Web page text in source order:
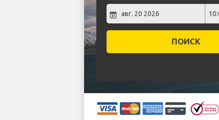
ПОИСК